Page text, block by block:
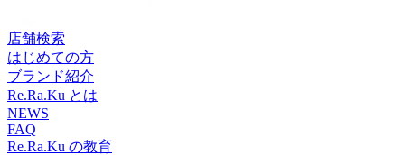
店舗検索
はじめての方
ブランド紹介
Re.Ra.Ku とは
NEWS
FAQ
Re.Ra.Ku の教育